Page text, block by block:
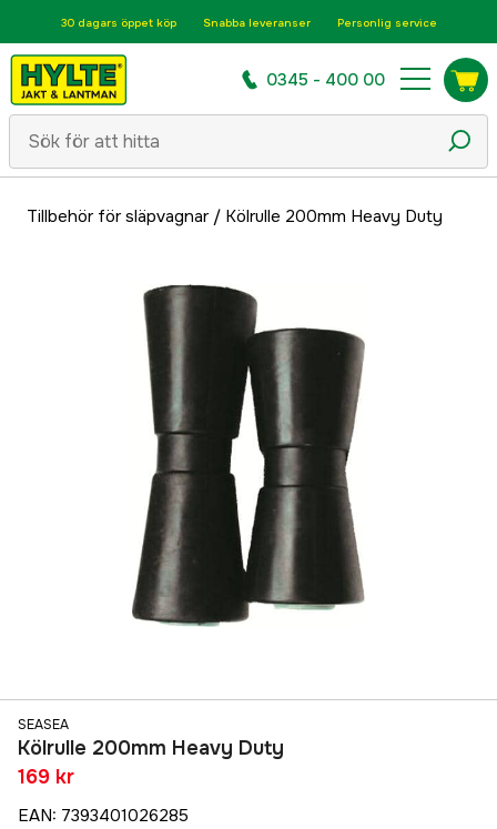
30 dagars öppet köp Snabba leveranser Personlig service
0345 - 400 00
Tillbehör för släpvagnar/ Kölrulle 200mm Heavy Duty
SEASEA
Kölrulle 200mm Heavy Duty
169 kr
EAN: 7393401026285